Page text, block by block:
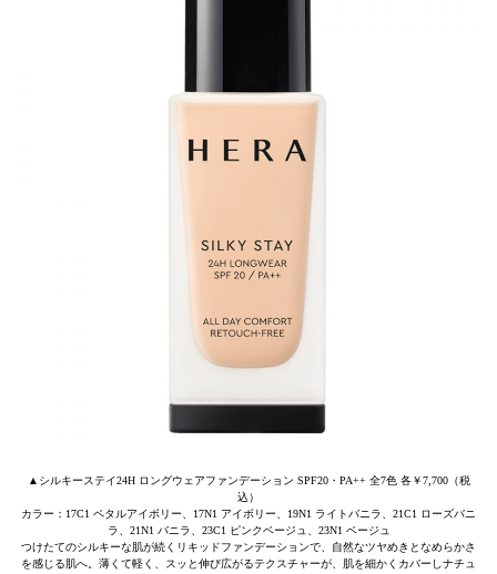
▲シルキーステイ24H ロングウェアファンデーション SPF20・PA++ 全7色 各￥7,700（税
込）
カラー：17C1 ペタルアイボリー、17N1 アイボリー、19N1 ライトバニラ、21C1 ローズバニ
ラ、21N1 バニラ、23C1 ピンクベージュ、23N1 ベージュ
つけたてのシルキーな肌が続くリキッドファンデーションで、自然なツヤめきとなめらかさ
を感じる肌へ。薄くて軽く、スッと伸び広がるテクスチャーが、肌を細かくカバーしナチュ